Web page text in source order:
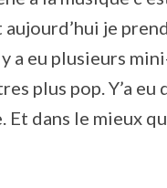
je
a eu plusieurs
plus pop. Y’a
Et dans le mieux